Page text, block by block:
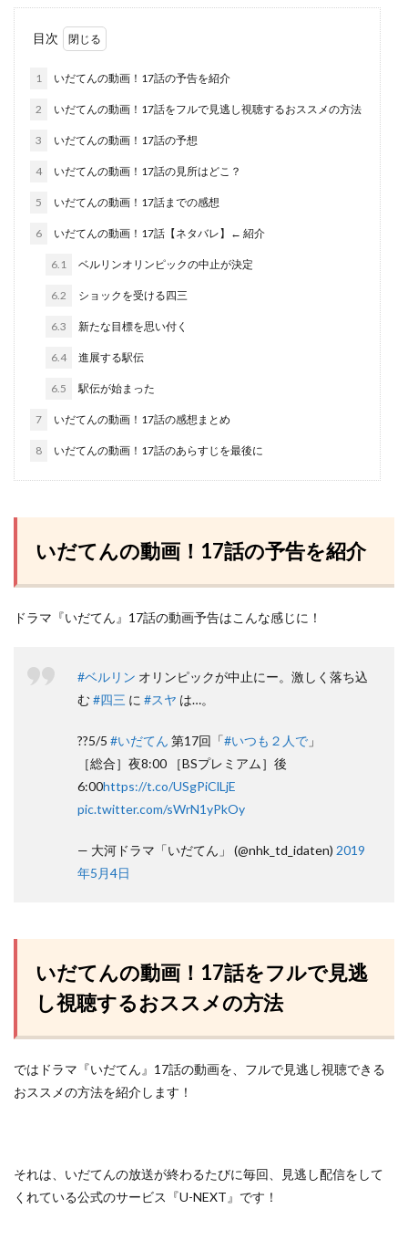
目次
1 いだてんの動画！17話の予告を紹介
2 いだてんの動画！17話をフルで見逃し視聴するおススメの方法
3 いだてんの動画！17話の予想
4 いだてんの動画！17話の見所はどこ？
5 いだてんの動画！17話までの感想
6 いだてんの動画！17話【ネタバレ】← 紹介
6.1 ベルリンオリンピックの中止が決定
6.2 ショックを受ける四三
6.3 新たな目標を思い付く
6.4 進展する駅伝
6.5 駅伝が始まった
7 いだてんの動画！17話の感想まとめ
8 いだてんの動画！17話のあらすじを最後に
いだてんの動画！17話の予告を紹介
ドラマ『いだてん』17話の動画予告はこんな感じに！
#ベルリン オリンピックが中止にー。激しく落ち込
む#四三 に #スヤ は…。
??5/5 #いだてん 第17回「#いつも２人で 」
［総合］夜8:00 ［BSプレミアム］後
6:00https://t.co/USgPiClLjE
pic.twitter.com/sWrN1yPkOy
— 大河ドラマ「いだてん」 (@nhk_td_idaten) 2019
年5月4日
いだてんの動画！17話をフルで見逃
し視聴するおススメの方法
ではドラマ『いだてん』17話の動画を、フルで見逃し視聴できる
おススメの方法を紹介します！
それは、いだてんの放送が終わるたびに毎回、見逃し配信をして
くれている公式のサービス『U-NEXT』 です！